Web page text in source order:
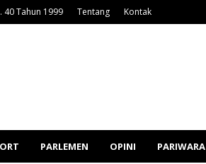
40 Tahun 1999 Tentang Kontak
PARLEMEN OPINI PARIWARA